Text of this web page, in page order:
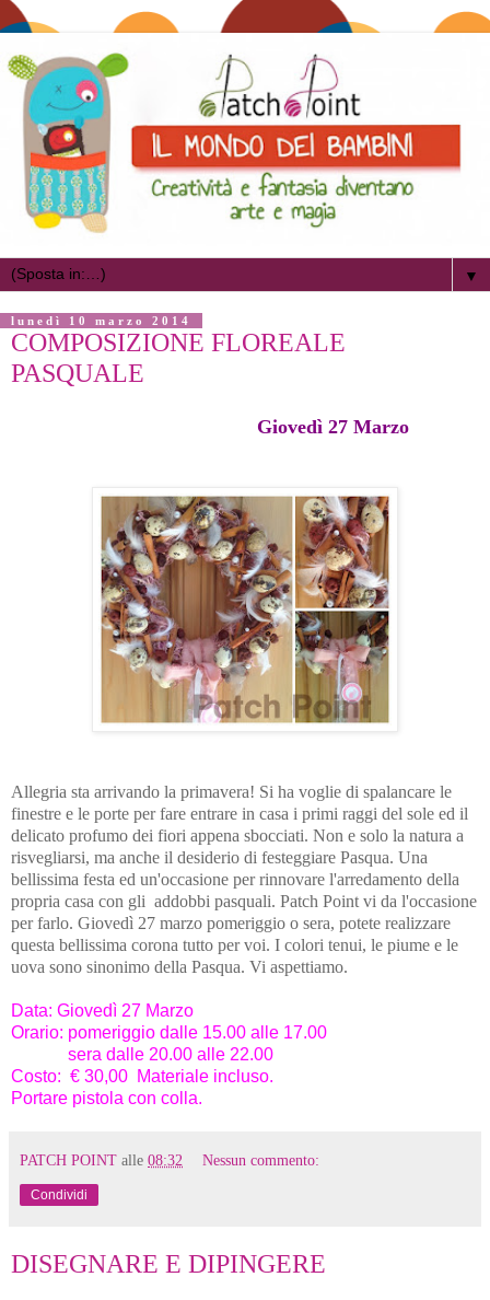
▼
lunedì 10 marzo 2014
COMPOSIZIONE FLOREALE
PASQUALE
Giovedì 27 Marzo
Allegria sta arrivando la primavera! Si ha voglie di spalancare le
finestre e le porte per fare entrare in casa i primi raggi del sole ed il
delicato profumo dei fiori appena sbocciati. Non e solo la natura a
risvegliarsi, ma anche il desiderio di festeggiare Pasqua. Una
bellissima festa ed un'occasione per rinnovare l'arredamento della
propria casa con gli addobbi pasquali. Patch Point vi da l'occasione
per farlo. Giovedì 27 marzo pomeriggio o sera, potete realizzare
questa bellissima corona tutto per voi. I colori tenui, le piume e le
uova sono sinonimo della Pasqua. Vi aspettiamo.
Data: Giovedì 27 Marzo
Orario: pomeriggio dalle 15.00 alle 17.00
sera dalle 20.00 alle 22.00
Costo: € 30,00 Materiale incluso.
Portare pistola con colla.
PATCH POINT alle 08:32 Nessun commento:
Condividi
DISEGNARE E DIPINGERE